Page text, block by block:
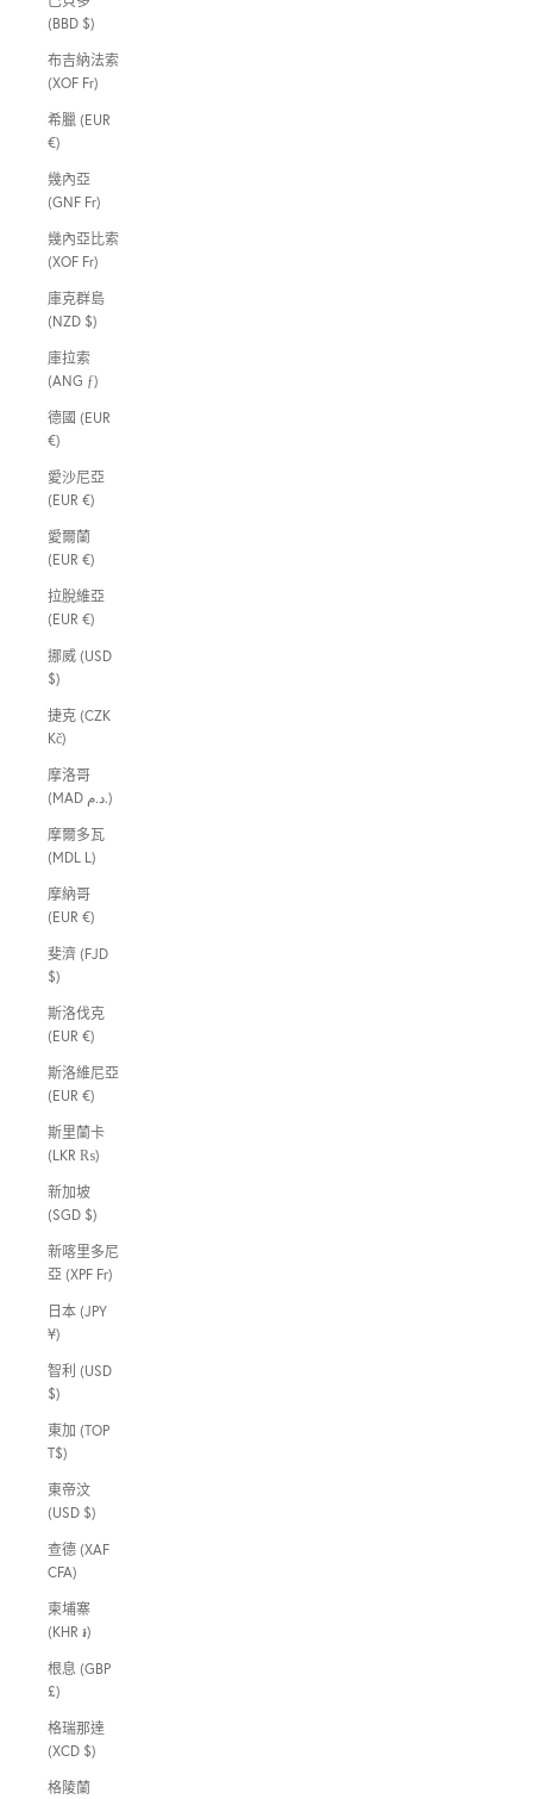
(BBD $)
布吉納法索
(XOF Fr)
希臘 (EUR
€)
幾內亞
(GNF Fr)
幾內亞比索
(XOF Fr)
庫克群島
(NZD $)
庫拉索
(ANG ƒ)
德國 (EUR
€)
愛沙尼亞
(EUR €)
愛爾蘭
(EUR €)
拉脫維亞
(EUR €)
挪威 (USD
$)
捷克 (CZK
Kč)
摩洛哥
(MAD د.م.)
摩爾多瓦
(MDL L)
摩納哥
(EUR €)
斐濟 (FJD
$)
斯洛伐克
(EUR €)
斯洛維尼亞
(EUR €)
斯里蘭卡
(LKR ₨)
新加坡
(SGD $)
新喀里多尼
亞 (XPF Fr)
日本 (JPY
¥)
智利 (USD
$)
東加 (TOP
T$)
東帝汶
(USD $)
查德 (XAF
CFA)
柬埔寨
(KHR ៛)
根息 (GBP
£)
格瑞那達
(XCD $)
格陵蘭